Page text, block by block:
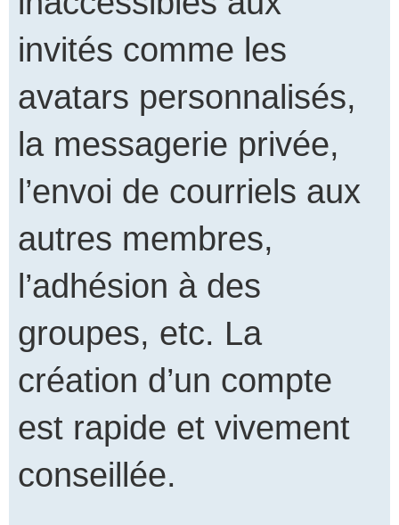
invités comme les
avatars personnalisés,
la messagerie privée,
l’envoi de courriels aux
autres membres,
l’adhésion à des
groupes, etc. La
création d’un compte
est rapide et vivement
conseillée.